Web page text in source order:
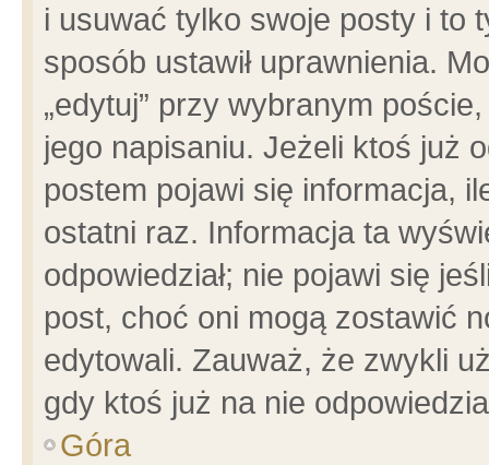
i usuwać tylko swoje posty i to
sposób ustawił uprawnienia.
„edytuj” przy wybranym
jego napisaniu. Jeżeli ktoś już
postem pojawi się informacja,
ostatni raz. Informacja ta
odpowiedział; nie pojawi się
post, choć oni mogą zostawić
edytowali. Zauważ, że zwykli
gdy ktoś już na nie
Góra